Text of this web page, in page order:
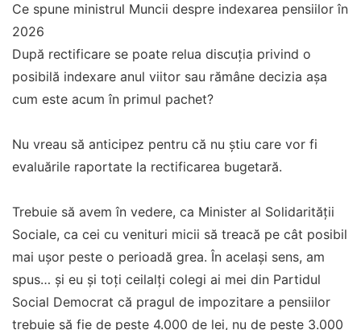
Ce spune ministrul Muncii despre indexarea pensiilor în
2026
După rectificare se poate relua discuția privind o
posibilă indexare anul viitor sau rămâne decizia așa
cum este acum în primul pachet?
Nu vreau să anticipez pentru că nu știu care vor fi
evaluările raportate la rectificarea bugetară.
Trebuie să avem în vedere, ca Minister al Solidarității
Sociale, ca cei cu venituri micii să treacă pe cât posibil
mai ușor peste o perioadă grea. În același sens, am
spus… și eu și toți ceilalți colegi ai mei din Partidul
Social Democrat că pragul de impozitare a pensiilor
trebuie să fie de peste 4.000 de lei, nu de peste 3.000